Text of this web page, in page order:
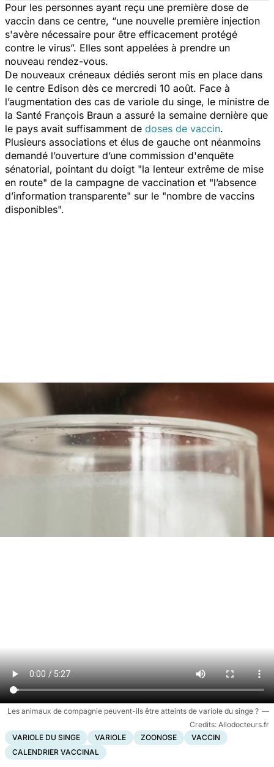
Pour les personnes ayant reçu une première dose de
vaccin dans ce centre, “une nouvelle première injection
s'avère nécessaire pour être efficacement protégé
contre le virus”. Elles sont appelées à prendre un
nouveau rendez-vous.
De nouveaux créneaux dédiés seront mis en place dans
le centre Edison dès ce mercredi 10 août. Face à
l’augmentation des cas de variole du singe, le ministre de
la Santé François Braun a assuré la semaine dernière que
le pays avait suffisamment de doses de vaccin.
Plusieurs associations et élus de gauche ont néanmoins
demandé l’ouverture d’une commission d'enquête
sénatorial, pointant du doigt "la lenteur extrême de mise
en route" de la campagne de vaccination et "l’absence
d’information transparente" sur le "nombre de vaccins
disponibles".
Les animaux de compagnie peuvent-ils être atteints de variole du singe ?
Allodocteurs.fr
VARIOLE DU SINGE
VARIOLE ZOONOSE
VACCIN
CALENDRIER VACCINAL